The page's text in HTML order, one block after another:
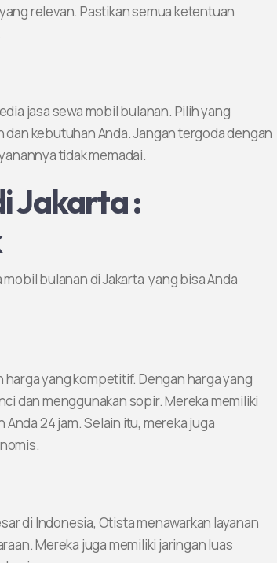
relevan. Pastikan semua ketentuan
jasa sewa mobil bulanan. Pilih yang
kebutuhan Anda. Jangan tergoda dengan
tidak memadai.
Jakarta :
bulanan di Jakarta yang bisa Anda
yang kompetitif. Dengan harga yang
dan menggunakan sopir. Mereka memiliki
24 jam. Selain itu, mereka juga
di Indonesia, Otista menawarkan layanan
Mereka juga memiliki jaringan luas